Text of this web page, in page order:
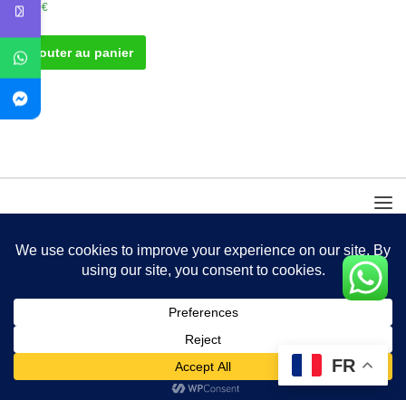
50.00€
Ajouter au panier
FR